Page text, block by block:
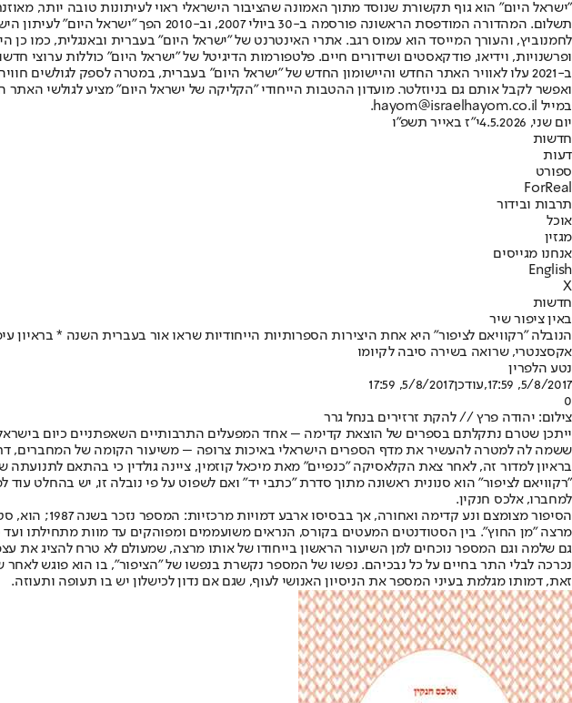
"ישראל היום" הוא גוף תקשורת שנוסד מתוך האמונה שהציבור הישראלי ראוי לעיתונות טובה יותר,
תשלום. המהדורה המודפסת הראשונה
ופרשנויות, וידיאו, פודקאסטים ושידורים חיים. פלטפורמות הדיגיטל של "ישראל היום" כוללות ערוצי
ב-2021 עלו לאוויר האתר החדש והיישומון החדש של "ישראל היום" בעברית, במטרה לספק
ואפשר לקבל אותם גם בניוזלטר. מועדון ההטבות הייחודי "הקליקה של ישראל היום" מציע לגולשי
במייל hayom@israelhayom.co.il.
יום שני, 4.5.2026
י"ז באייר תשפ"ו
חדשות
דעות
ספורט
ForReal
תרבות ובידור
אוכל
מגזין
אנחנו מגייסים
English
X
חדשות
באין ציפור שיר
הנובלה "רקוויאם לציפור" היא אחת היצירות הספרותיות הייחודיות שראו אור בעברית השנה *
אקסצנטרי, שרואה בשירה סיבה לקיומו
נטע הלפרין
5/8/2017, 17:59
,עודכן5/8/2017, 17:59
0
צילום: יהודה פרץ // להקת זרזירים בנחל גרר
ייתכן שטרם נתקלתם בספרים של הוצאת קדימה – אחד המפעלים התרבותיים השאפתניים כיום
ששמה לה למטרה להעשיר את מדף הספרים הישראלי באיכות צרופה – משיעור הקומה של המחברים,
בראיון למדור זה, לאחר צאת הקלאסיקה "כנפיים" מאת מיכאל קוזמין, ציינה גולדין כי בהתאם
"רקוויאם לציפור" הוא סנונית ראשונה מתוך סדרת "כתבי יד" ואם לשפוט על פי נובלה זו, יש בהחלט
למחברו, אלכס חנקין.
הסיפור
מרצה "מן החוץ". בין הסטודנטים המעטים בקורס, הנראים משועממים ומפוהקים עד מוות מתחילתו ועד
גם שלמה וגם המספר נוכחים למן השיעור הראשון בייחודו של אותו מרצה, שמעולם לא טרח להציג את
נכרכה לבלי התר בחיים על כל נבכיהם. נפשו של המספר נקשרת בנפשו של "הציפור", בו הוא פוגש
זאת, דמותו מגלמת בעיני המספר את הניסיון האנושי לעוף, שגם אם נדון לכישלון יש בו תעופה ותעוזה.